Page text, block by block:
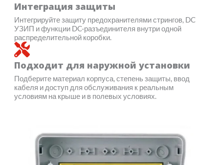
Интеграция защиты
Интегрируйте защиту предохранителями стрингов, DC
УЗИП и функции DC-разъединителя внутри одной
распределительной коробки.
Подходит для наружной установки
Подберите материал корпуса, степень защиты, ввод
кабеля и доступ для обслуживания к реальным
условиям на крыше и в полевых условиях.